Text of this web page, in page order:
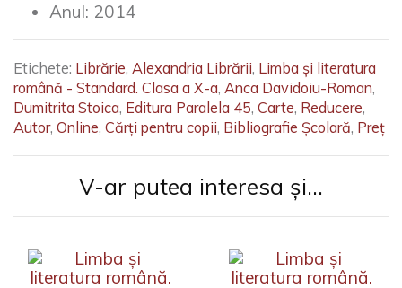
Anul: 2014
Etichete: Librărie, Alexandria Librării, Limba și literatura
română - Standard. Clasa a X-a, Anca Davidoiu-Roman,
Dumitrita Stoica, Editura Paralela 45, Carte, Reducere,
Autor, Online, Cărți pentru copii, Bibliografie Școlară, Preț
V-ar putea interesa și...